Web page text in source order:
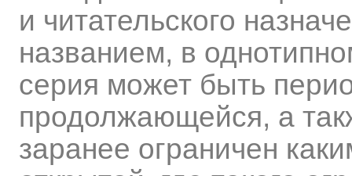
и читательского
названием, в
серия может быть
продолжающейся, а
заранее ограничен